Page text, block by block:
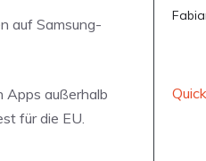
auf Samsung-
Apps außerhalb
für die EU.